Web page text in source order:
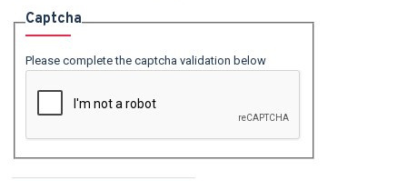
Captcha
Please complete the captcha validation below